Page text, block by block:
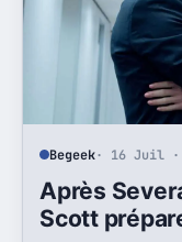
Begeek· 16 Juil ·
Après
Scott